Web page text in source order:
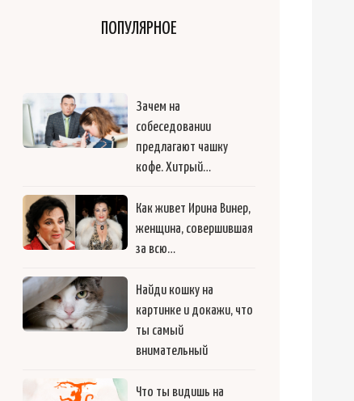
ПОПУЛЯРНОЕ
Зачем на
собеседовании
предлагают чашку
кофе. Хитрый…
Как живет Ирина Винер,
женщина, совершившая
за всю…
Найди кошку на
картинке и докажи, что
ты самый
внимательный
Что ты видишь на